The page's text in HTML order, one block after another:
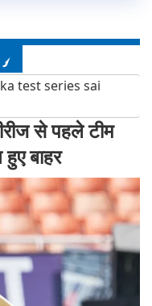
test series sai
से पहले टीम
बाहर